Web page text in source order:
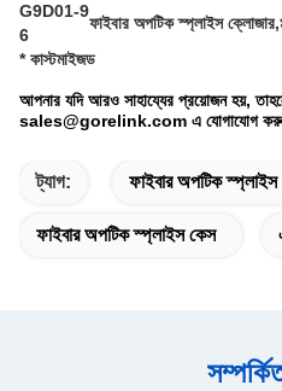
G9D01-9
6
ফাইবার অপটিক স্প্লাইস
* কাস্টমাইজড
আপনার যদি আরও সাহায্যের প্রয়োজন হয়,
sales@gorelink.com এ যোগাযোগ
ট্যাগ: ফাইবার অপটিক স্প্লাইস
ফাইবার অপটিক স্প্লাইস কেস